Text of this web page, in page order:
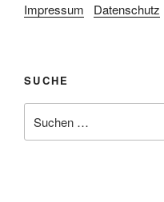
Impressum Datenschutz
SUCHE
nach: